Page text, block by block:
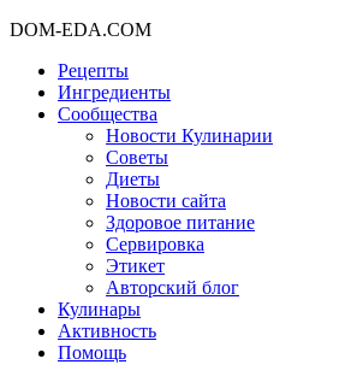
DOM-EDA.COM
Рецепты
Ингредиенты
Сообщества
Новости Кулинарии
Советы
Диеты
Новости сайта
Здоровое питание
Сервировка
Этикет
Авторский блог
Кулинары
Активность
Помощь